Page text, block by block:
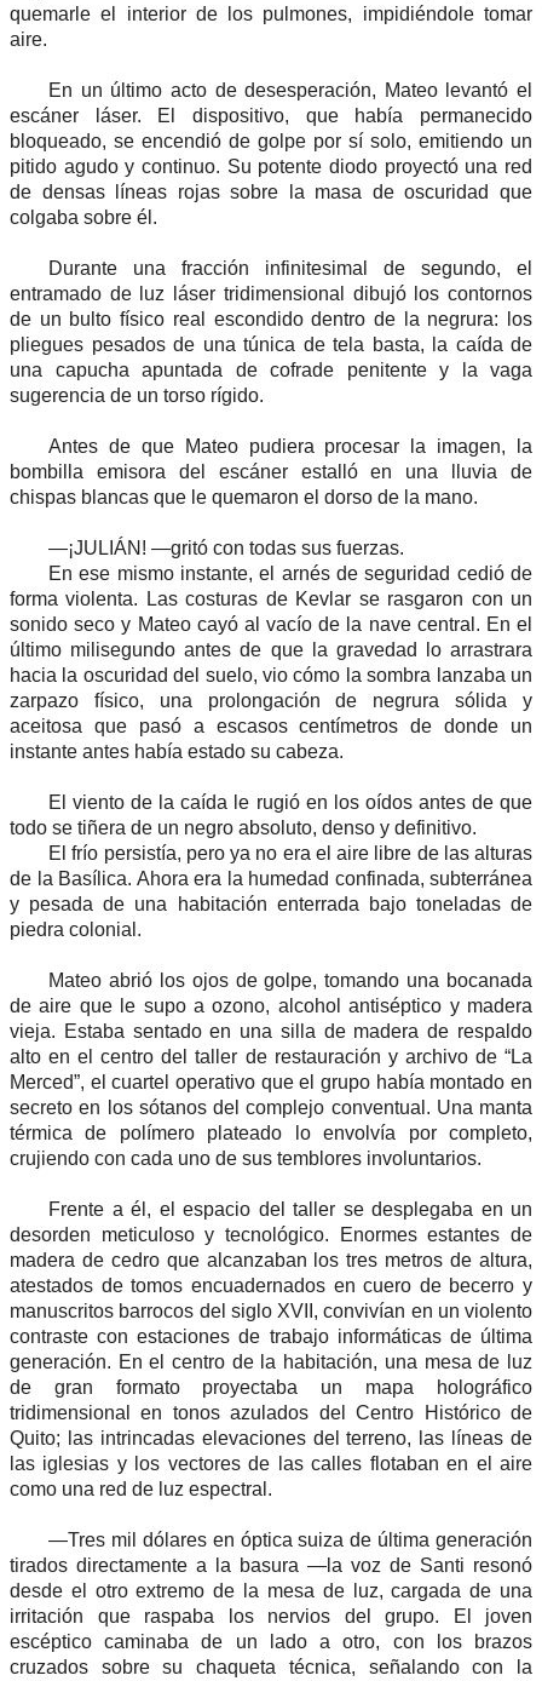
quemarle el interior de los pulmones, impidiéndole tomar
aire.
En un último acto de desesperación, Mateo levantó el
escáner láser. El dispositivo, que había permanecido
bloqueado, se encendió de golpe por sí solo, emitiendo un
pitido agudo y continuo. Su potente diodo proyectó una red
de densas líneas rojas sobre la masa de oscuridad que
colgaba sobre él.
Durante una fracción infinitesimal de segundo, el
entramado de luz láser tridimensional dibujó los contornos
de un bulto físico real escondido dentro de la negrura: los
pliegues pesados de una túnica de tela basta, la caída de
una capucha apuntada de cofrade penitente y la vaga
sugerencia de un torso rígido.
Antes de que Mateo pudiera procesar la imagen, la
bombilla emisora del escáner estalló en una lluvia de
chispas blancas que le quemaron el dorso de la mano.
—¡JULIÁN! —gritó con todas sus fuerzas.
En ese mismo instante, el arnés de seguridad cedió de
forma violenta. Las costuras de Kevlar se rasgaron con un
sonido seco y Mateo cayó al vacío de la nave central. En el
último milisegundo antes de que la gravedad lo arrastrara
hacia la oscuridad del suelo, vio cómo la sombra lanzaba un
zarpazo físico, una prolongación de negrura sólida y
aceitosa que pasó a escasos centímetros de donde un
instante antes había estado su cabeza.
El viento de la caída le rugió en los oídos antes de que
todo se tiñera de un negro absoluto, denso y definitivo.
El frío persistía, pero ya no era el aire libre de las alturas
de la Basílica. Ahora era la humedad confinada, subterránea
y pesada de una habitación enterrada bajo toneladas de
piedra colonial.
Mateo abrió los ojos de golpe, tomando una bocanada
de aire que le supo a ozono, alcohol antiséptico y madera
vieja. Estaba sentado en una silla de madera de respaldo
alto en el centro del taller de restauración y archivo de “La
Merced”, el cuartel operativo que el grupo había montado en
secreto en los sótanos del complejo conventual. Una manta
térmica de polímero plateado lo envolvía por completo,
crujiendo con cada uno de sus temblores involuntarios.
Frente a él, el espacio del taller se desplegaba en un
desorden meticuloso y tecnológico. Enormes estantes de
madera de cedro que alcanzaban los tres metros de altura,
atestados de tomos encuadernados en cuero de becerro y
manuscritos barrocos del siglo XVII, convivían en un violento
contraste con estaciones de trabajo informáticas de última
generación. En el centro de la habitación, una mesa de luz
de gran formato proyectaba un mapa holográfico
tridimensional en tonos azulados del Centro Histórico de
Quito; las intrincadas elevaciones del terreno, las líneas de
las iglesias y los vectores de las calles flotaban en el aire
como una red de luz espectral.
—Tres mil dólares en óptica suiza de última generación
tirados directamente a la basura —la voz de Santi resonó
desde el otro extremo de la mesa de luz, cargada de una
irritación que raspaba los nervios del grupo. El joven
escéptico caminaba de un lado a otro, con los brazos
cruzados sobre su chaqueta técnica, señalando con la